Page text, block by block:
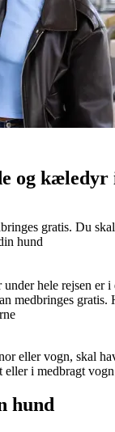
og kæledyr
gratis. Du
hund
hele rejsen er i
medbringes
eller vogn, skal
i medbragt
hund